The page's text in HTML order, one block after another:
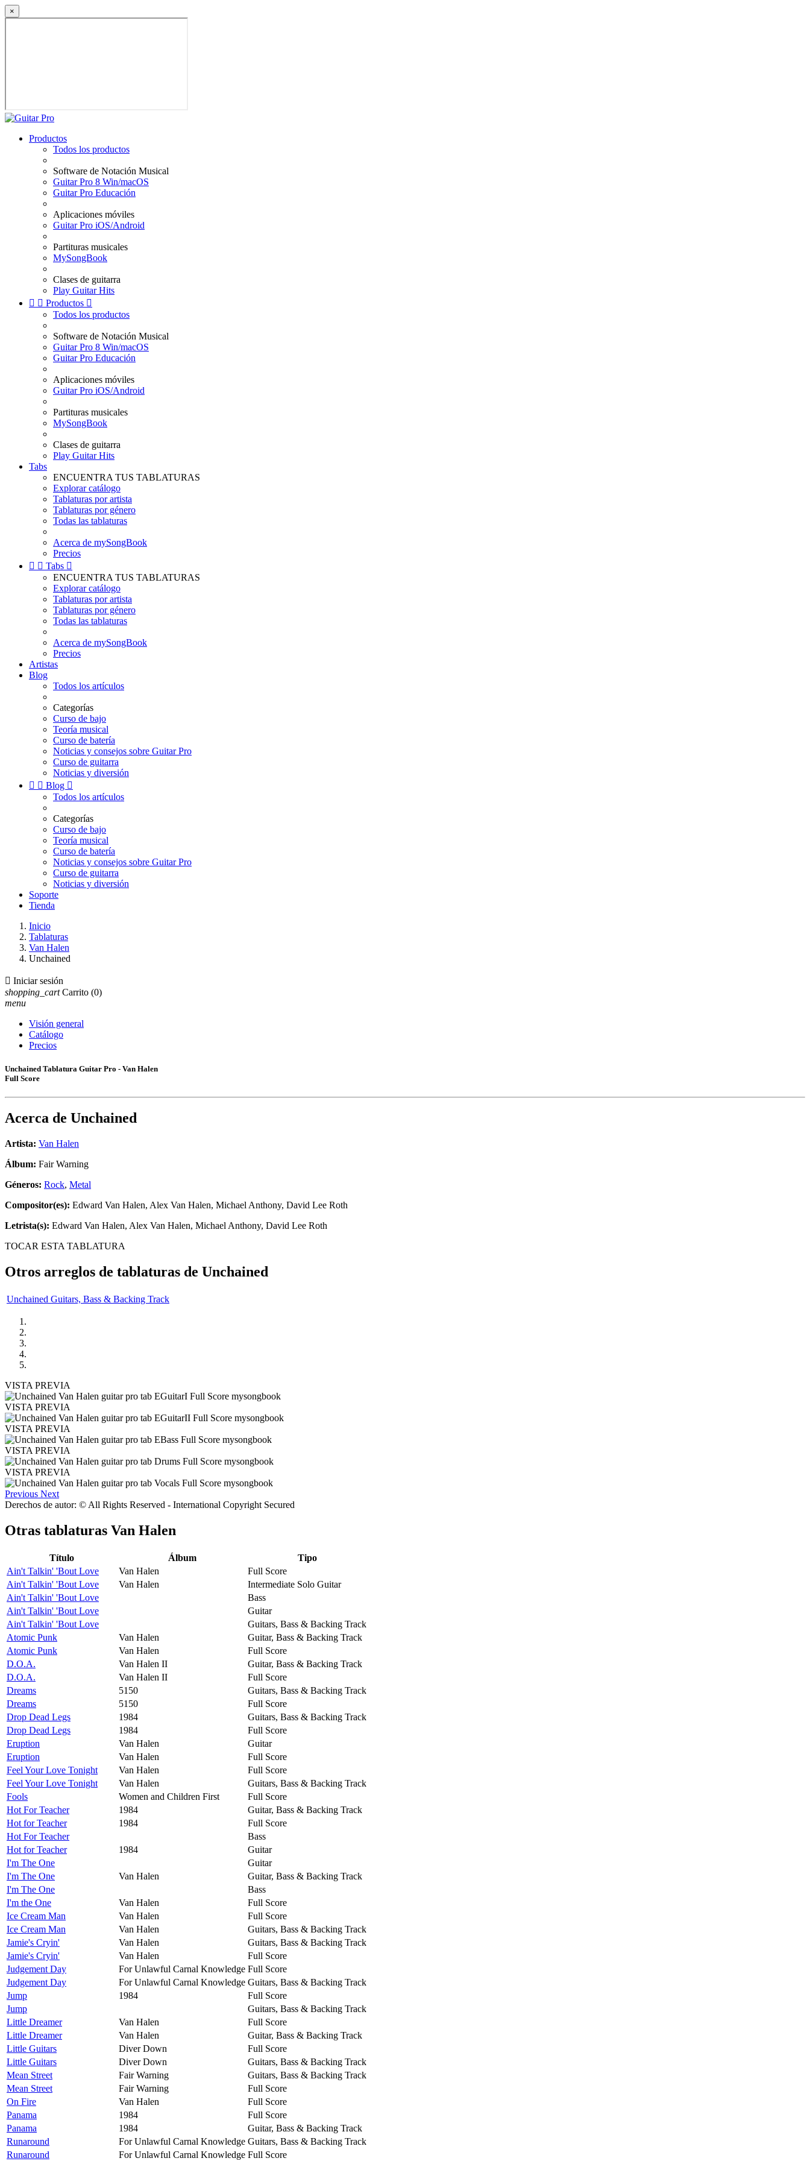
×
Productos
Todos los productos
Software de Notación Musical
Guitar Pro 8 Win/macOS
Guitar Pro Educación
Aplicaciones móviles
Guitar Pro iOS/Android
Partituras musicales
MySongBook
Clases de guitarra
Play Guitar Hits
  Productos 
Todos los productos
Software de Notación Musical
Guitar Pro 8 Win/macOS
Guitar Pro Educación
Aplicaciones móviles
Guitar Pro iOS/Android
Partituras musicales
MySongBook
Clases de guitarra
Play Guitar Hits
Tabs
ENCUENTRA TUS TABLATURAS
Explorar catálogo
Tablaturas por artista
Tablaturas por género
Todas las tablaturas
Acerca de mySongBook
Precios
  Tabs 
ENCUENTRA TUS TABLATURAS
Explorar catálogo
Tablaturas por artista
Tablaturas por género
Todas las tablaturas
Acerca de mySongBook
Precios
Artistas
Blog
Todos los artículos
Categorías
Curso de bajo
Teoría musical
Curso de batería
Noticias y consejos sobre Guitar Pro
Curso de guitarra
Noticias y diversión
  Blog 
Todos los artículos
Categorías
Curso de bajo
Teoría musical
Curso de batería
Noticias y consejos sobre Guitar Pro
Curso de guitarra
Noticias y diversión
Soporte
Tienda
Inicio
Tablaturas
Van Halen
Unchained
 Iniciar sesión
shopping_cart Carrito (0)
menu
Visión general
Catálogo
Precios
Unchained Tablatura Guitar Pro - Van Halen
Full Score
Acerca de Unchained
Artista: Van Halen
Álbum: Fair Warning
Géneros: Rock, Metal
Compositor(es): Edward Van Halen, Alex Van Halen, Michael Anthony, David Lee Roth
Letrista(s): Edward Van Halen, Alex Van Halen, Michael Anthony, David Lee Roth
TOCAR ESTA TABLATURA
Otros arreglos de tablaturas de Unchained
Unchained Guitars, Bass & Backing Track
VISTA PREVIA
VISTA PREVIA
VISTA PREVIA
VISTA PREVIA
VISTA PREVIA
Previous Next
Derechos de autor: © All Rights Reserved - International Copyright Secured
Otras tablaturas Van Halen
Título Álbum
Tipo
Ain't Talkin' 'Bout Love
Van Halen
Full Score
Ain't Talkin' 'Bout Love
Van Halen
Intermediate Solo Guitar
Ain't Talkin' 'Bout Love
Bass
Ain't Talkin' 'Bout Love
Guitar
Ain't Talkin' 'Bout Love
Guitars, Bass & Backing Track
Atomic Punk
Van Halen
Guitar, Bass & Backing Track
Atomic Punk
Van Halen
Full Score
D.O.A.
Van Halen II
Guitar, Bass & Backing Track
D.O.A.
Van Halen II
Full Score
Dreams
5150
Guitars, Bass & Backing Track
Dreams
5150
Full Score
Drop Dead Legs
1984
Guitars, Bass & Backing Track
Drop Dead Legs
1984
Full Score
Eruption
Van Halen
Guitar
Eruption
Van Halen
Full Score
Feel Your Love Tonight
Van Halen
Full Score
Feel Your Love Tonight
Van Halen
Guitars, Bass & Backing Track
Fools
Women and Children First
Full Score
Hot For Teacher
1984
Guitar, Bass & Backing Track
Hot for Teacher
1984
Full Score
Hot For Teacher
Bass
Hot for Teacher
1984
Guitar
I'm The One
Guitar
I'm The One
Van Halen
Guitar, Bass & Backing Track
I'm The One
Bass
I'm the One
Van Halen
Full Score
Ice Cream Man
Van Halen
Full Score
Ice Cream Man
Van Halen
Guitars, Bass & Backing Track
Jamie's Cryin'
Van Halen
Guitars, Bass & Backing Track
Jamie's Cryin'
Van Halen
Full Score
Judgement Day
For Unlawful Carnal Knowledge Full Score
Judgement Day
For Unlawful Carnal Knowledge Guitars, Bass & Backing Track
Jump
1984
Full Score
Jump
Guitars, Bass & Backing Track
Little Dreamer
Van Halen
Full Score
Little Dreamer
Van Halen
Guitar, Bass & Backing Track
Little Guitars
Diver Down
Full Score
Little Guitars
Diver Down
Guitars, Bass & Backing Track
Mean Street
Fair Warning
Guitars, Bass & Backing Track
Mean Street
Fair Warning
Full Score
On Fire
Van Halen
Full Score
Panama
1984
Full Score
Panama
1984
Guitar, Bass & Backing Track
Runaround
For Unlawful Carnal Knowledge Guitars, Bass & Backing Track
Runaround
For Unlawful Carnal Knowledge Full Score